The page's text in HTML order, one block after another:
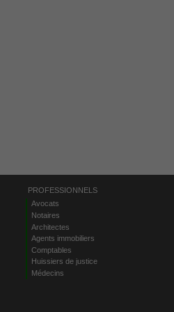
PROFESSIONNELS
Avocats
Notaires
Architectes
Agents immobiliers
Comptables
Huissiers de justice
Médecins